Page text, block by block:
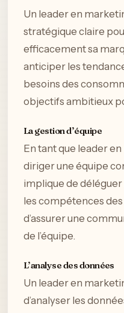
Un leader en
stratégique claire
efficacement sa
anticiper les
besoins des
objectifs ambitieux
La gestion d’équipe
En tant que leader
diriger une équipe
implique de
les compétences
d’assurer une
de l’équipe.
L’analyse des données
Un leader en
d’analyser les